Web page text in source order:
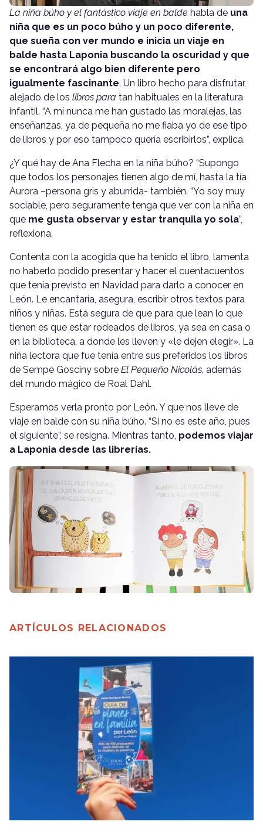
La niña búho y el fantástico viaje en balde habla de una
niña que es un poco búho y un poco diferente,
que sueña con ver mundo e inicia un viaje en
balde hasta Laponia buscando la oscuridad y que
se encontrará algo bien diferente pero
igualmente fascinante. Un libro hecho para disfrutar,
alejado de los libros para tan habituales en la literatura
infantil. “A mí nunca me han gustado las moralejas, las
enseñanzas, ya de pequeña no me fiaba yo de ese tipo
de libros y por eso tampoco quería escribirlos”, explica.
¿Y qué hay de Ana Flecha en la niña búho? “Supongo
que todos los personajes tienen algo de mí, hasta la tía
Aurora –persona gris y aburrida- también. “Yo soy muy
sociable, pero seguramente tenga que ver con la niña en
que me gusta observar y estar tranquila yo sola”,
reflexiona.
Contenta con la acogida que ha tenido el libro, lamenta
no haberlo podido presentar y hacer el cuentacuentos
que tenía previsto en Navidad para darlo a conocer en
León. Le encantaría, asegura, escribir otros textos para
niños y niñas. Está segura de que para que lean lo que
tienen es que estar rodeados de libros, ya sea en casa o
en la biblioteca, a donde les lleven y «le dejen elegir». La
niña lectora que fue tenía entre sus preferidos los libros
de Sempé Gosciny sobre El Pequeño Nicolás, además
del mundo mágico de Roal Dahl.
Esperamos verla pronto por León. Y que nos lleve de
viaje en balde con su niña búho. “Si no es este año, pues
el siguiente”, se resigna. Mientras tanto, podemos viajar
a Laponia desde las librerías.
ARTÍCULOS RELACIONADOS